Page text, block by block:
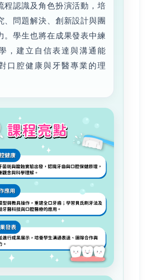
程認識及角色扮演活動，培
、問題解決、創新設計與團
。學生也將在成果發表中練
，建立自信表達與溝通能
口腔健康與牙醫專業的理